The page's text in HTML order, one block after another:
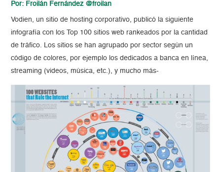
Por: Froilán Fernández @froilan
Vodien, un sitio de hosting corporativo, publicó la siguiente
infografía con los Top 100 sitios web rankeados por la cantidad
de tráfico. Los sitios se han agrupado por sector según un
código de colores, por ejemplo los dedicados a banca en línea,
streaming (videos, música, etc.), y mucho más-